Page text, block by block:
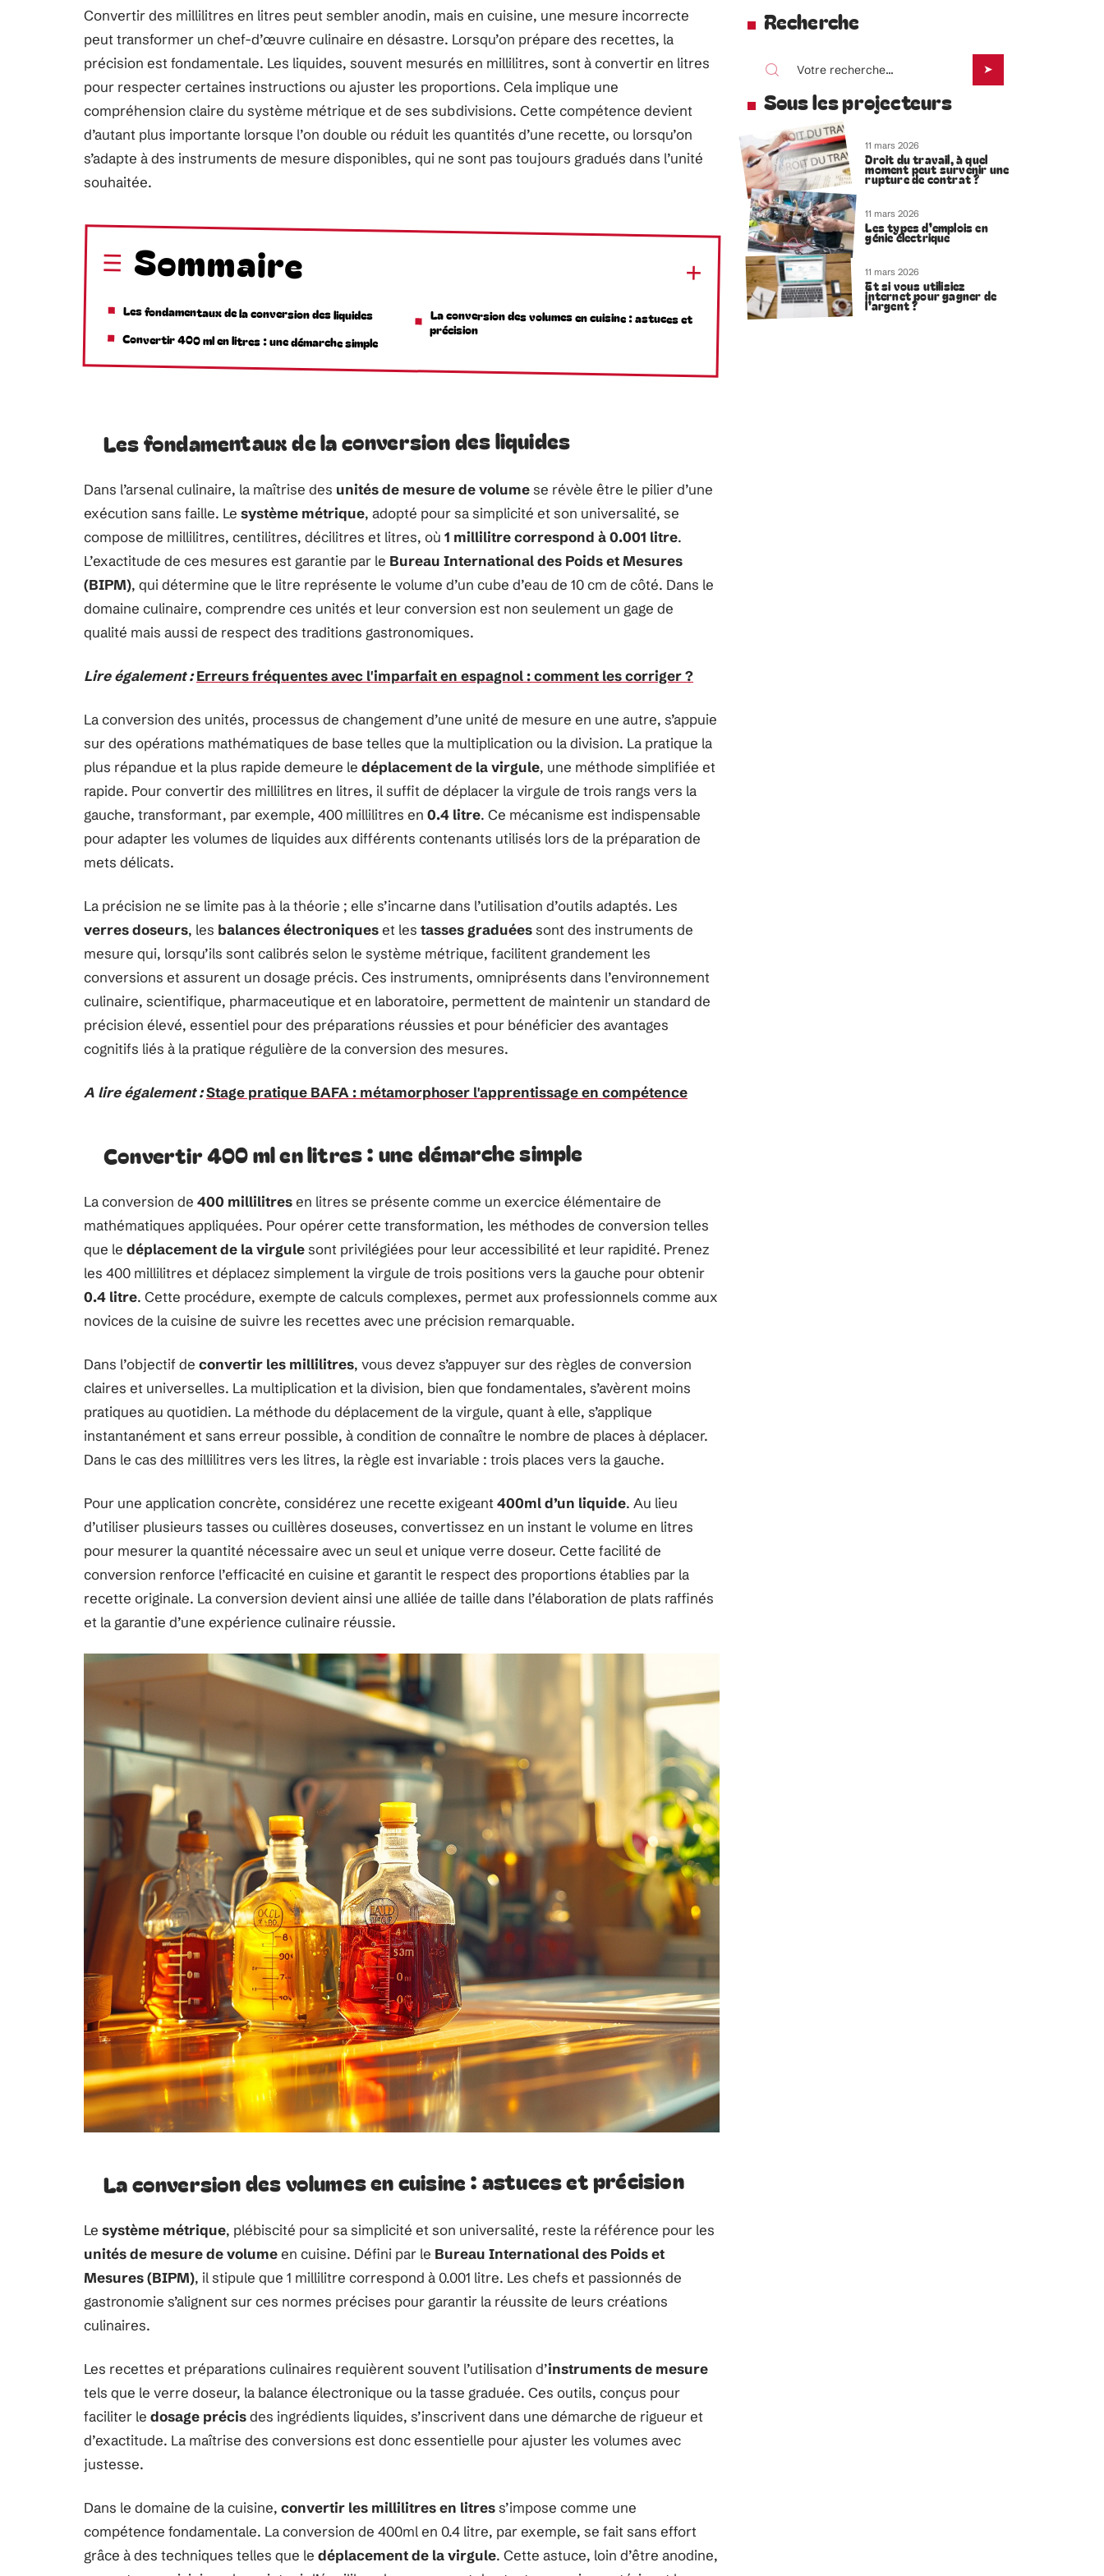
Convertir des millilitres en litres peut sembler anodin, mais en cuisine, une mesure incorrecte
peut transformer un chef-d’œuvre culinaire en désastre. Lorsqu’on prépare des recettes, la
précision est fondamentale. Les liquides, souvent mesurés en millilitres, sont à convertir en litres
pour respecter certaines instructions ou ajuster les proportions. Cela implique une
compréhension claire du système métrique et de ses subdivisions. Cette compétence devient
d’autant plus importante lorsque l’on double ou réduit les quantités d’une recette, ou lorsqu’on
s’adapte à des instruments de mesure disponibles, qui ne sont pas toujours gradués dans l’unité
souhaitée.
Sommaire
Les fondamentaux de la conversion des liquides
Convertir 400 ml en litres : une démarche simple
La conversion des volumes en cuisine : astuces et
précision
Les fondamentaux de la conversion des liquides
Dans l’arsenal culinaire, la maîtrise des unités de mesure de volumese révèle être le pilier d’une
exécution sans faille. Le système métrique, adopté pour sa simplicité et son universalité, se
compose de millilitres, centilitres, décilitres et litres, où 1 millilitre correspond à 0.001 litre.
L’exactitude de ces mesures est garantie par le Bureau International des Poids et Mesures
(BIPM), qui détermine que le litre représente le volume d’un cube d’eau de 10 cm de côté. Dans le
domaine culinaire, comprendre ces unités et leur conversion est non seulement un gage de
qualité mais aussi de respect des traditions gastronomiques.
Lire également : Erreurs fréquentes avec l'imparfait en espagnol : comment les corriger ?
La conversion des unités, processus de changement d’une unité de mesure en une autre, s’appuie
sur des opérations mathématiques de base telles que la multiplication ou la division. La pratique la
plus répandue et la plus rapide demeure le déplacement de la virgule, une méthode simplifiée et
rapide. Pour convertir des millilitres en litres, il suffit de déplacer la virgule de trois rangs vers la
gauche, transformant, par exemple, 400 millilitres en 0.4 litre. Ce mécanisme est indispensable
pour adapter les volumes de liquides aux différents contenants utilisés lors de la préparation de
mets délicats.
La précision ne se limite pas à la théorie ; elle s’incarne dans l’utilisation d’outils adaptés. Les
verres doseurs, les balances électroniqueset les tasses graduéessont des instruments de
mesure qui, lorsqu’ils sont calibrés selon le système métrique, facilitent grandement les
conversions et assurent un dosage précis. Ces instruments, omniprésents dans l’environnement
culinaire, scientifique, pharmaceutique et en laboratoire, permettent de maintenir un standard de
précision élevé, essentiel pour des préparations réussies et pour bénéficier des avantages
cognitifs liés à la pratique régulière de la conversion des mesures.
A lire également :Stage pratique BAFA : métamorphoser l'apprentissage en compétence
Convertir 400 ml en litres : une démarche simple
La conversion de 400 millilitresen litres se présente comme un exercice élémentaire de
mathématiques appliquées. Pour opérer cette transformation, les méthodes de conversion telles
que le déplacement de la virgulesont privilégiées pour leur accessibilité et leur rapidité. Prenez
les 400 millilitres et déplacez simplement la virgule de trois positions vers la gauche pour obtenir
0.4 litre. Cette procédure, exempte de calculs complexes, permet aux professionnels comme aux
novices de la cuisine de suivre les recettes avec une précision remarquable.
Dans l’objectif de convertir les millilitres, vous devez s’appuyer sur des règles de conversion
claires et universelles. La multiplication et la division, bien que fondamentales, s’avèrent moins
pratiques au quotidien. La méthode du déplacement de la virgule, quant à elle, s’applique
instantanément et sans erreur possible, à condition de connaître le nombre de places à déplacer.
Dans le cas des millilitres vers les litres, la règle est invariable : trois places vers la gauche.
Pour une application concrète, considérez une recette exigeant 400ml d’un liquide. Au lieu
d’utiliser plusieurs tasses ou cuillères doseuses, convertissez en un instant le volume en litres
pour mesurer la quantité nécessaire avec un seul et unique verre doseur. Cette facilité de
conversion renforce l’efficacité en cuisine et garantit le respect des proportions établies par la
recette originale. La conversion devient ainsi une alliée de taille dans l’élaboration de plats raffinés
et la garantie d’une expérience culinaire réussie.
La conversion des volumes en cuisine : astuces et précision
Le système métrique, plébiscité pour sa simplicité et son universalité, reste la référence pour les
unités de mesure de volumeen cuisine. Défini par le Bureau International des Poids et
Mesures (BIPM), il stipule que 1 millilitre correspond à 0.001 litre. Les chefs et passionnés de
gastronomie s’alignent sur ces normes précises pour garantir la réussite de leurs créations
culinaires.
Les recettes et préparations culinaires requièrent souvent l’utilisation d’instruments de mesure
tels que le verre doseur, la balance électronique ou la tasse graduée. Ces outils, conçus pour
faciliter le dosage précisdes ingrédients liquides, s’inscrivent dans une démarche de rigueur et
d’exactitude. La maîtrise des conversions est donc essentielle pour ajuster les volumes avec
justesse.
Dans le domaine de la cuisine, convertir les millilitres en litress’impose comme une
compétence fondamentale. La conversion de 400ml en 0.4 litre, par exemple, se fait sans effort
grâce à des techniques telles que le déplacement de la virgule. Cette astuce, loin d’être anodine,
Recherche
Sous les projecteurs
11 mars 2026
Droit du travail, à quel
moment peut survenir une
rupture de contrat ?
11 mars 2026
Les types d’emplois en
génie électrique
11 mars 2026
Et si vous utilisiez
internet pour gagner de
l’argent ?